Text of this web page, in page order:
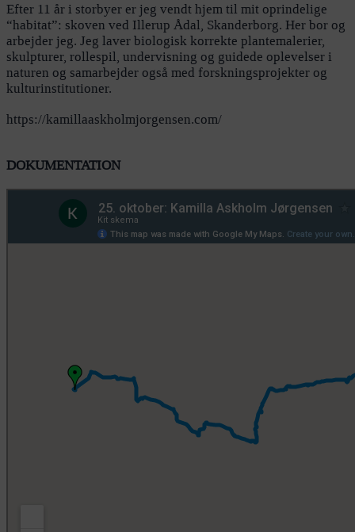
Efter 11 år i storbyer er jeg vendt hjem til mit oprindelige
“habitat”: skoven ved Illerup Ådal, Skanderborg. Her bor og
arbejder jeg. Jeg laver biologisk korrekte plantemalerier,
skulpturer, rollespil, undervisning og guidede oplevelser i
naturen og samarbejder også med forskningsprojekter og
kulturinstitutioner.
https://kamillaaskholmjorgensen.com/
DOKUMENTATION